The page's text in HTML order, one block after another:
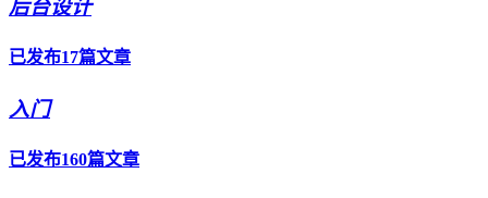
后台设计
已发布17篇文章
入门
已发布160篇文章